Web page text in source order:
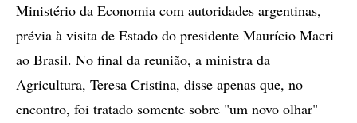
Ministério da Economia com autoridades argentinas,
prévia à visita de Estado do presidente Maurício Macri
ao Brasil. No final da reunião, a ministra da
Agricultura, Teresa Cristina, disse apenas que, no
encontro, foi tratado somente sobre "um novo olhar"